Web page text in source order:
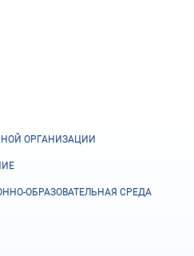
ОРГАНИЗАЦИИ
ОБРАЗОВАТЕЛЬНАЯ СРЕДА